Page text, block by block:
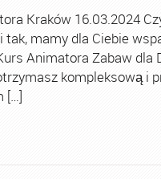
Kraków 16.03.2024
tak, mamy dla Ciebie
Animatora Zabaw dla
kompleksową i
[…]